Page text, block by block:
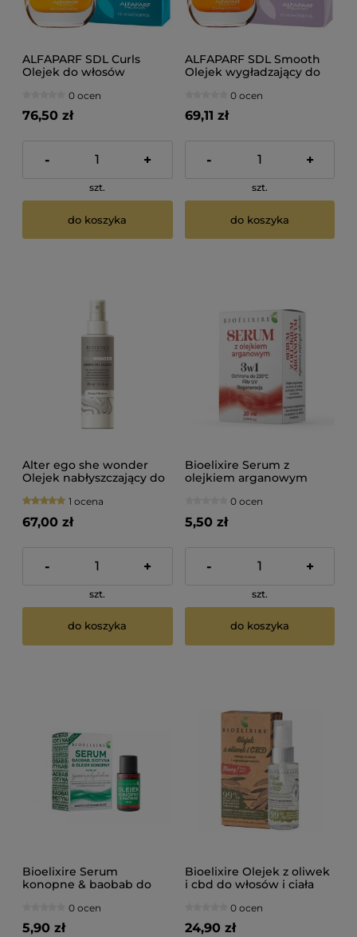
ALFAPARF SDL Curls
Olejek do włosów
0 ocen
76,50 zł
- +
szt.
do koszyka
ALFAPARF SDL Smooth
Olejek wygładzający do
0 ocen
69,11 zł
- +
szt.
do koszyka
Alter ego she wonder
Olejek nabłyszczający do
1 ocena
67,00 zł
- +
szt.
do koszyka
Bioelixire Serum z
olejkiem arganowym
0 ocen
5,50 zł
- +
szt.
do koszyka
Bioelixire Serum
konopne & baobab do
0 ocen
5,90 zł
Bioelixire Olejek z oliwek
i cbd do włosów i ciała
0 ocen
24,90 zł